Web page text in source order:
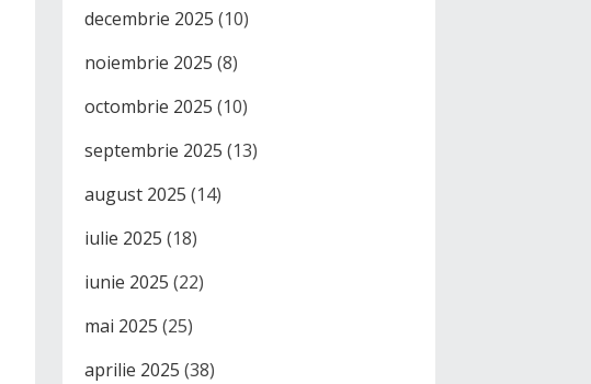
decembrie 2025 (10)
noiembrie 2025 (8)
octombrie 2025 (10)
septembrie 2025 (13)
august 2025 (14)
iulie 2025 (18)
iunie 2025 (22)
mai 2025 (25)
aprilie 2025 (38)